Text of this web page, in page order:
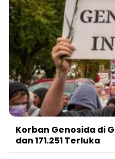
Korban Genosida di
dan 171.251 Terluka